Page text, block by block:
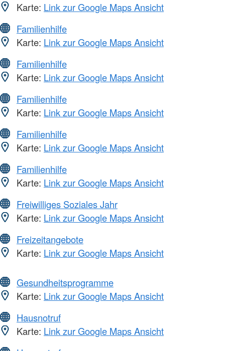
Karte: Link zur Google Maps Ansicht
Familienhilfe
Karte: Link zur Google Maps Ansicht
Familienhilfe
Karte: Link zur Google Maps Ansicht
Familienhilfe
Karte: Link zur Google Maps Ansicht
Familienhilfe
Karte: Link zur Google Maps Ansicht
Familienhilfe
Karte: Link zur Google Maps Ansicht
Freiwilliges Soziales Jahr
Karte: Link zur Google Maps Ansicht
Freizeitangebote
Karte: Link zur Google Maps Ansicht
Gesundheitsprogramme
Karte: Link zur Google Maps Ansicht
Hausnotruf
Karte: Link zur Google Maps Ansicht